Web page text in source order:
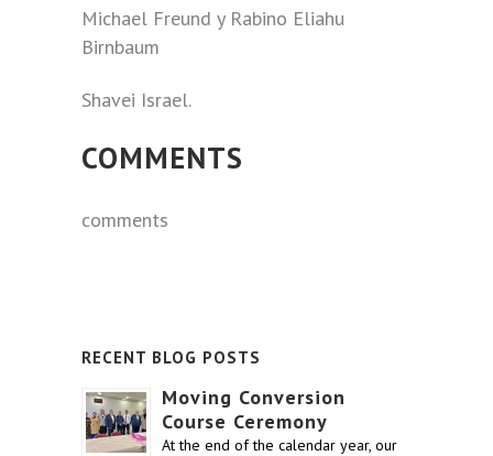
Michael Freund y Rabino Eliahu
Birnbaum
Shavei Israel.
COMMENTS
comments
RECENT BLOG POSTS
Moving Conversion
Course Ceremony
At the end of the calendar year, our